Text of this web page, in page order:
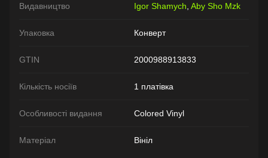
Видавництво Igor Shamych Aby Sho Mzk
Упаковка Конверт
GTIN 2000988913833
Кількість носіїв 1 платівка
Особливості видання Colored Vinyl
Матеріал Вініл